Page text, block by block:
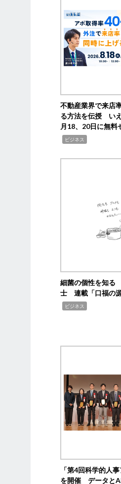
不動産業界で来店
る方法を伝授 い
月18、20日に無料
ビジネス
細菌の個性を知る
士 連載「口福の
ビジネス
「第4回科学的人
を開催 データと